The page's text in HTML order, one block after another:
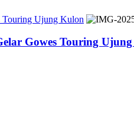
Touring Ujung Kulon
Gowes Touring